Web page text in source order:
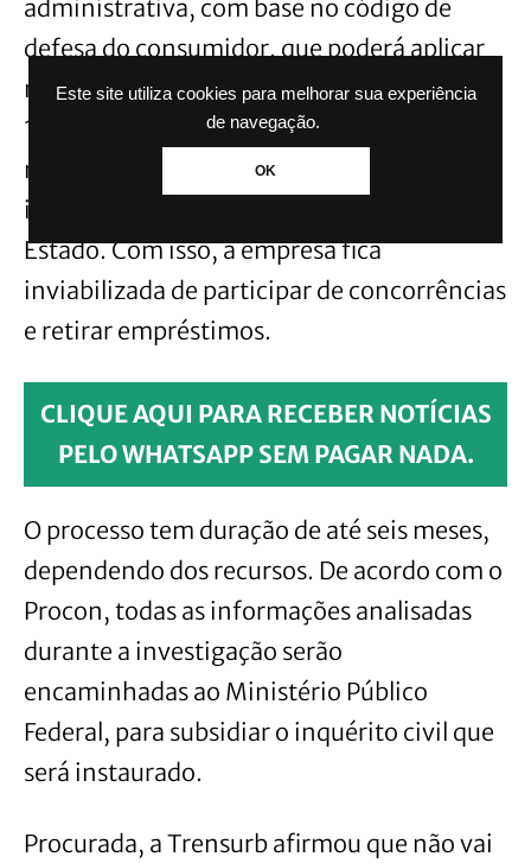
Este site utiliza cookies para melhorar sua experiência
de navegação.
OK
administrativa, com base no código de
defesa do consumidor, que poderá aplicar
multa, que pode variar de R$ 5 mil até R$
10 milhões. Caso a Trensurb não pague a
multa, será inscrita na dívida ativa e
incluída no cadastro de inadimplentes do
Estado. Com isso, a empresa fica
inviabilizada de participar de concorrências
e retirar empréstimos.
CLIQUE AQUI PARA RECEBER NOTÍCIAS
PELO WHATSAPP SEM PAGAR NADA.
O processo tem duração de até seis meses,
dependendo dos recursos. De acordo com o
Procon, todas as informações analisadas
durante a investigação serão
encaminhadas ao Ministério Público
Federal, para subsidiar o inquérito civil que
será instaurado.
Procurada, a Trensurb afirmou que não vai